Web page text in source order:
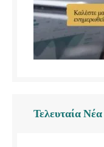
Τελευταία Νέα